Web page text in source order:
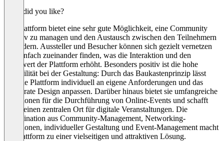
What did you like?
Die Plattform bietet eine sehr gute Möglichkeit, eine Community
effektiv zu managen und den Austausch zwischen den Teilnehmern
zu fördern. Aussteller und Besucher können sich gezielt vernetzen
und einfach zueinander finden, was die Interaktion und den
Mehrwert der Plattform erhöht. Besonders positiv ist die hohe
Flexibilität bei der Gestaltung: Durch das Baukastenprinzip lässt
sich die Plattform individuell an eigene Anforderungen und das
Corporate Design anpassen. Darüber hinaus bietet sie umfangreiche
Funktionen für die Durchführung von Online-Events und schafft
damit einen zentralen Ort für digitale Veranstaltungen. Die
Kombination aus Community-Management, Networking-
Funktionen, individueller Gestaltung und Event-Management macht
die Plattform zu einer vielseitigen und attraktiven Lösung.